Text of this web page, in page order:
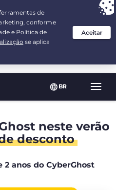
BR
2.1666666666667-ano(s) a $
neste verão
desconto
2 anos do CyberGhost